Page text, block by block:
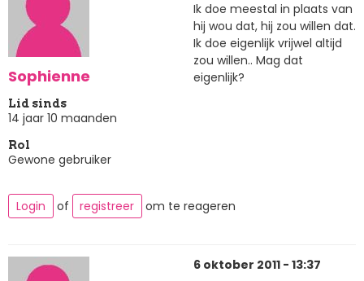
Sophienne
Lid sinds
14 jaar 10 maanden
Rol
Gewone gebruiker
Ik doe meestal in plaats van
hij wou dat, hij zou willen dat.
Ik doe eigenlijk vrijwel altijd
zou willen.. Mag dat
eigenlijk?
Login of registreer om te reageren
6 oktober 2011 - 13:37